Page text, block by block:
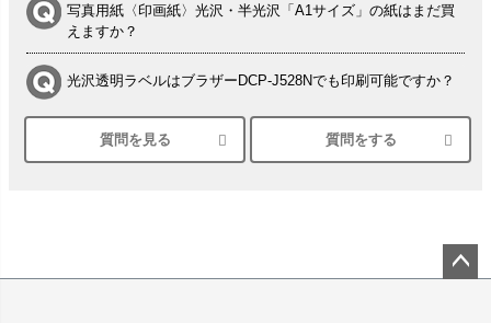
写真用紙〈印画紙〉光沢・半光沢「A1サイズ」の紙はまだ買
えますか？
光沢透明ラベルはブラザーDCP-J528Nでも印刷可能ですか？
シルバーペーパーにEPSON EP-30VAで印刷するときの設定
は？
塩ビのロール紙で離型紙が透明の商品はありますか
質問を見る 質問をする